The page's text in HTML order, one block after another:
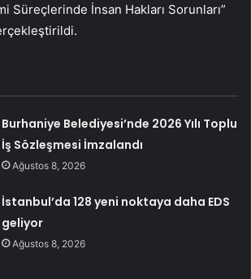
Süreçlerinde İnsan Hakları Sorunları”
Burhaniye Belediyesi’nde 2026 Yılı Toplu
İş Sözleşmesi İmzalandı
Ağustos 8, 2026
İstanbul’da 128 yeni noktaya daha EDS
geliyor
Ağustos 8, 2026